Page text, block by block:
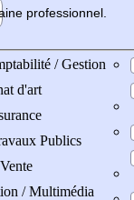
professionnel
/ Gestion
d'art
Publics
/ Multimédia